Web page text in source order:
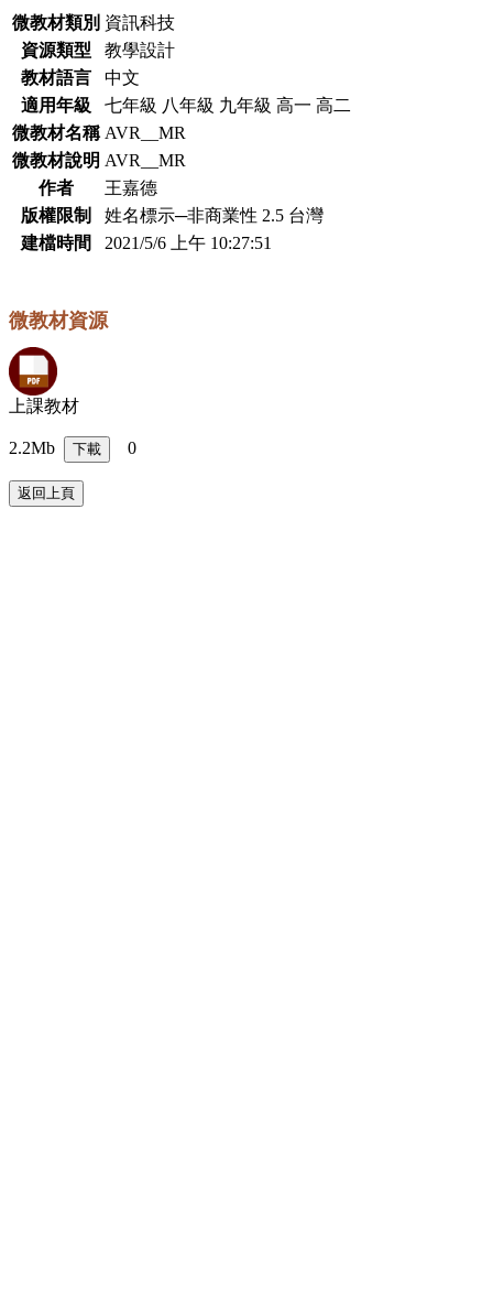
微教材類別 資訊科技
資源類型
教學設計
教材語言
中文
適用年級
七年級 八年級 九年級 高一 高二
微教材名稱 AVR__MR
微教材說明 AVR__MR
作者
王嘉德
版權限制
姓名標示─非商業性 2.5 台灣
建檔時間
2021/5/6 上午 10:27:51
微教材資源
上課教材
2.2Mb 下載 0
返回上頁